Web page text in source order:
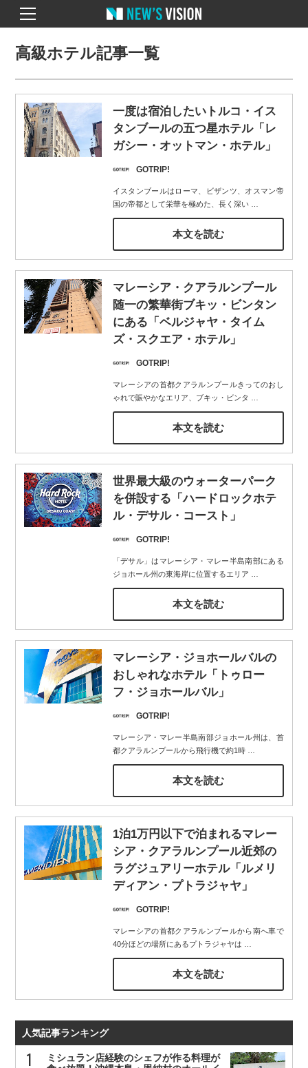
高級ホテル記事一覧
一度は宿泊したいトルコ・イス
タンブールの五つ星ホテル「レ
ガシー・オットマン・ホテル」
GOTRIP!
イスタンブールはローマ、ビザンツ、オスマン帝
国の帝都として栄華を極めた、長く深い…
本文を読む
マレーシア・クアラルンプール
随一の繁華街ブキッ・ビンタン
にある「ベルジャヤ・タイム
ズ・スクエア・ホテル」
GOTRIP!
マレーシアの首都クアラルンプールきってのおし
ゃれで賑やかなエリア、ブキッ・ビンタ
本文を読む
世界最大級のウォーターパーク
を併設する「ハードロックホテ
ル・デサル・コースト」
GOTRIP!
「デサル」はマレーシア・マレー半島南部にある
ジョホール州の東海岸に位置するエリア
本文を読む
マレーシア・ジョホールバルの
おしゃれなホテル「トゥロー
フ・ジョホールバル」
GOTRIP!
マレーシア・マレー半島南部ジョホール州は、首
都クアラルンプールから飛行機で約1時…
本文を読む
1泊1万円以下で泊まれるマレー
シア・クアラルンプール近郊の
ラグジュアリーホテル「ルメリ
ディアン・プトラジャヤ」
GOTRIP!
マレーシアの首都クアラルンプールから南へ車で
40分ほどの場所にあるプトラジャヤは
本文を読む
人気記事ランキング
ミシュラン店経験のシェフが作る料理が